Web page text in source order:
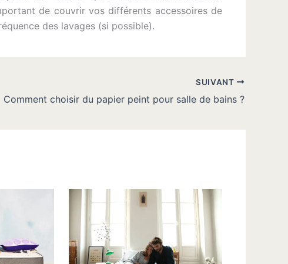
de couvrir vos différents accessoires de
des lavages (si possible).
SUIVANT
Comment choisir du papier peint pour salle de bains ?